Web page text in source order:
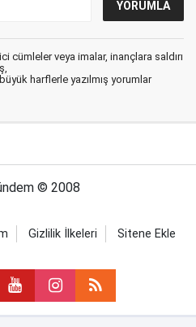
cümleler veya imalar, inançlara saldırı
harflerle yazılmış yorumlar
© 2008
Gizlilik İlkeleri Sitene Ekle